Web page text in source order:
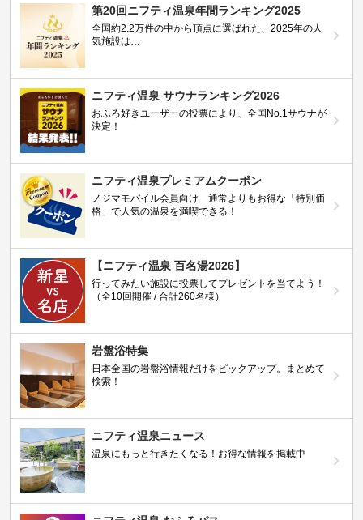
第20回ニフティ温泉年間ランキング2025
全国約2.2万件の中から頂点に選ばれた、2025年の人
気施設は…
ニフティ温泉 サウナランキング2026
おふろ好きユーザーの投票により、全国No.1サウナが
決定！
ニフティ温泉プレミアムクーポン
ノジマモバイル会員向け 通常よりもお得な「特別価
格」で人気の温泉を満喫できる！
【ニフティ温泉 百名湯2026】
行ってみたい施設に投票してプレゼントを当てよう！
（全10回開催 / 合計260名様）
岩盤浴特集
日本全国の岩盤浴情報だけをピックアップ。まとめて
検索！
ニフティ温泉ニュース
温泉にもっと行きたくなる！お得な情報を掲載中